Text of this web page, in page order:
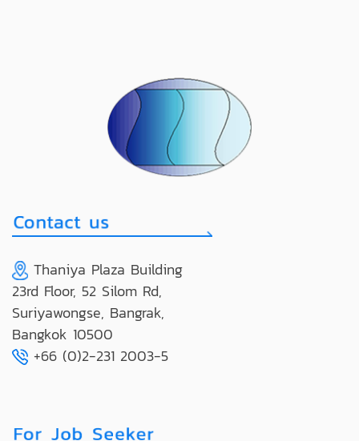
Thaniya Plaza Building
23rd Floor, 52 Silom Rd,
Suriyawongse, Bangrak,
Bangkok 10500
+66 (0)2-231 2003-5